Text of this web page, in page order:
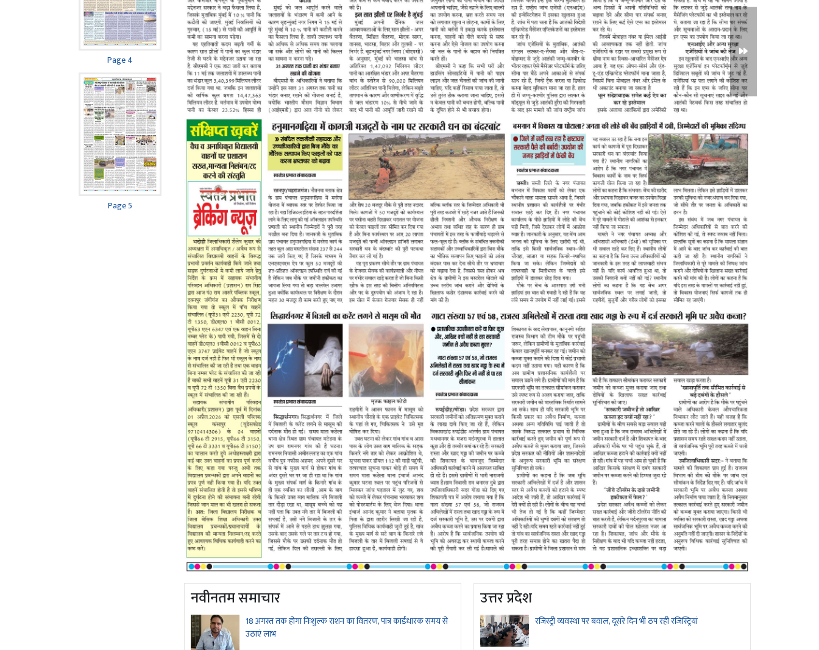
Page 4
Page 5
नवीनतम समाचार
18 अगस्त तक होगा निःशुल्क राशन का वितरण, पात्र कार्डधारक समय से
उठाएं लाभ
उत्तर प्रदेश
रजिस्ट्री व्यवस्था पर बवाल, दूसरे दिन भी ठप रही रजिस्ट्रियां